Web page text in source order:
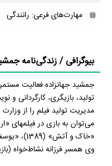
مهارت‌های فرعی: رانندگی
بیوگرافی / زندگی‌نامه
جمشید جهانزاده فعالیت
تولید، بازیگری، کارگردانی و
مدیریت تولید فیلم را از
وی همسر فرزانه نشاط‌خواه